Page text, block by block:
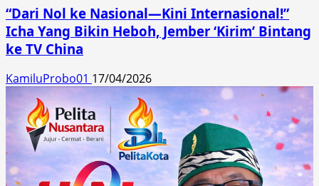
“Dari Nol ke Nasional—Kini Internasional!”
Icha Yang Bikin Heboh, Jember ‘Kirim’ Bintang
ke TV China
KamiluProbo01 17/04/2026